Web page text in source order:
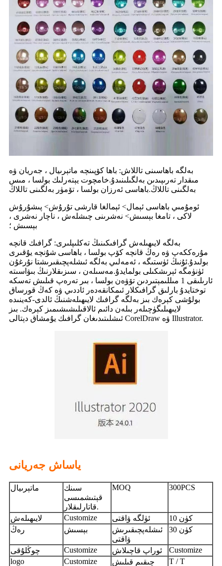
بەلگە باھاسىنى تاللاش: باھا كۆپىنچە ماتېرىيال ، جەريان ۋە
مىقدار تەرىپىدىن بەلگىلىنىدۇ.خامچوت يېتەرلىك بولسا ، مىس
بەلگىنى تاللاڭ.باھاسى ئەرزان بولسا ، تۆمۈر بەلگىنى تاللاڭ
ئومۇمىي باھاسى ئېمال> ئېمالغا قارشى تۇرۇش> پىشۇرۇش
لاكى ، تامغا بېسىش> نەشرىنى چىشلەش ، ناچار نەشرى ،
بېسىش ؛
بەلگە لايىھىلەش گرافىكىنىڭ تەكلىپلىرى: گرافىك قانچە
مۇرەككەپ ۋە رەڭ قانچە كۆپ بولسا ، باھاسى شۇنچە يۇقىرى
بولىدۇ.ئۇنىڭ ئۈستىگە ، ئەمەلىي بەلگە ئىشلەپچىقىرىشتا نۇرغۇن
ئۈنۈمگە ئېرىشكىلى بولمايدۇ.مەسىلەن ، سىزىقلارنىڭ بىۋاسىتە
ئارىلىقى 1 مىللىمېتىردىن تۆۋەن بولسا ، بىر تەرەپ قىلىش تەسكە
توختايدۇ بارلىق گرافىكلار ئىمكانقەدەر ئاددىي ۋە كەڭ قورساق
بولۇشى كېرەك بىز بەلگە گرافىك لايىھىلەشنىڭ ئالدى-كەينىدە
لايىھىلىگۈچىلەر بىلەن دائىم ئالاقىلىشىشىمىز كېرەك. بىز
ئىشلىتىدىغان گرافىك يۇمشاق دېتالى CorelDraw ۋە Illustrator.
ياساش جەريانى
ماتېرىيال
سىنك
قېتىشمىسى
قاتارلىقلار.
MOQ 300PCS
لايىھىلەش Customize ئۈلگە ۋاقتى
10 كۈن
رەڭ
بېسىش
ئىشلەپچىقىرىش
ۋاقتى
30 كۈن
چوڭلۇقى Customize ئوراپ قاچىلاش
Customize
logo
Customize چىقىم قىلىش T / T